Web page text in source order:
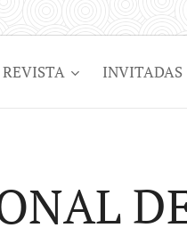
REVISTA INVITADAS